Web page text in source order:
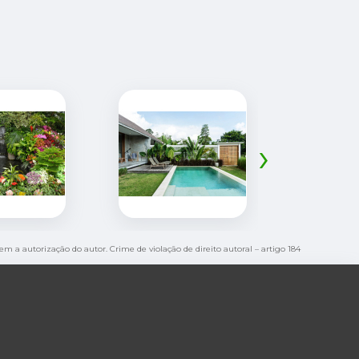
›
a autorização do autor. Crime de violação de direito autoral – artigo 184